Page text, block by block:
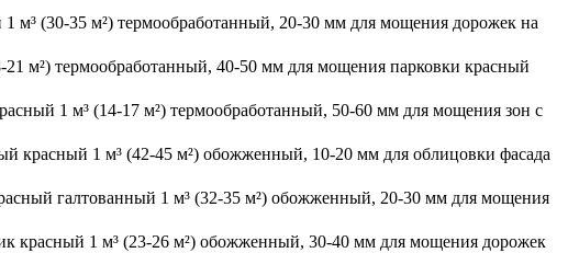
м³ (30-35 м²) термообработанный, 20-30 мм для мощения дорожек на
м²) термообработанный, 40-50 мм для мощения парковки красный
1 м³ (14-17 м²) термообработанный, 50-60 мм для мощения зон с
красный 1 м³ (42-45 м²) обожженный, 10-20 мм для облицовки фасада
галтованный 1 м³ (32-35 м²) обожженный, 20-30 мм для мощения
красный 1 м³ (23-26 м²) обожженный, 30-40 мм для мощения дорожек